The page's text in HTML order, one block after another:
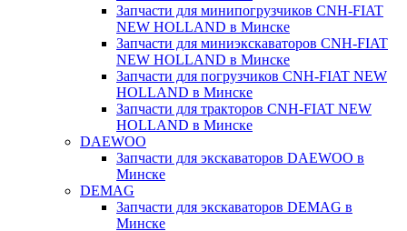
Запчасти для минипогрузчиков CNH-FIAT
NEW HOLLAND в Минске
Запчасти для миниэкскаваторов CNH-FIAT
NEW HOLLAND в Минске
Запчасти для погрузчиков CNH-FIAT NEW
HOLLAND в Минске
Запчасти для тракторов CNH-FIAT NEW
HOLLAND в Минске
DAEWOO
Запчасти для экскаваторов DAEWOO в
Минске
DEMAG
Запчасти для экскаваторов DEMAG в
Минске